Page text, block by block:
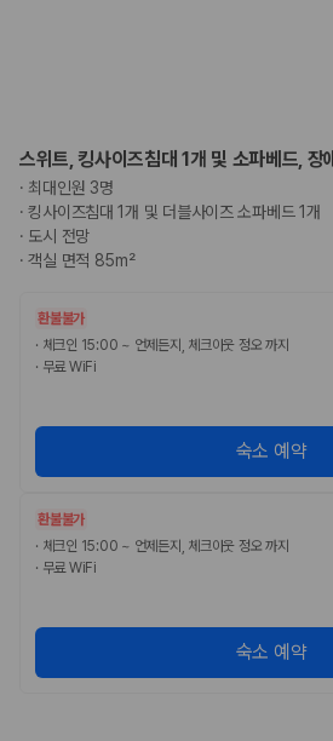
스위트, 킹사이즈침대 1개 및 소파베드, 장
· 최대인원 3명
·킹사이즈침대 1개 및 더블사이즈 소파베드 1개
· 도시 전망
·객실 면적 85m²
환불불가
· 체크인 15:00 ~ 언제든지, 체크아웃 정오 까지
· 무료 WiFi
숙소 예약
환불불가
· 체크인 15:00 ~ 언제든지, 체크아웃 정오 까지
· 무료 WiFi
숙소 예약